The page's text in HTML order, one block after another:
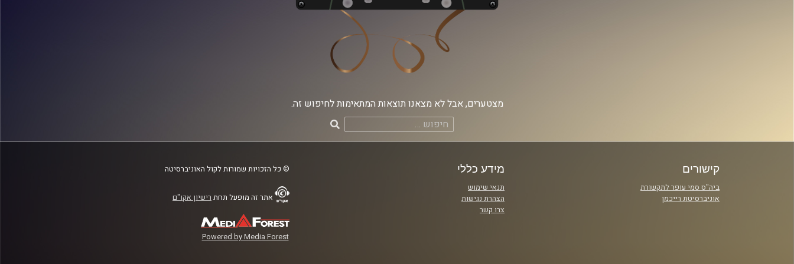
מצטערים, אבל לא מצאנו תוצאות המתאימות לחיפוש זה.
חיפוש:
קישורים
ביה"ס סמי עופר לתקשורת
אוניברסיטת רייכמן
מידע כללי
תנאי שימוש
הצהרת נגישות
צרו קשר
© כל הזכויות שמורות לקול האוניברסיטה
אתר זה מופעל תחת רישיון אקו"ם
Powered by Media Forest